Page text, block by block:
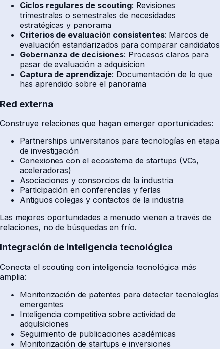
Ciclos regulares de scouting: Revisiones
trimestrales o semestrales de necesidades
estratégicas y panorama
Criterios de evaluación consistentes: Marcos de
evaluación estandarizados para comparar candidatos
Gobernanza de decisiones: Procesos claros para
pasar de evaluación a adquisición
Captura de aprendizaje: Documentación de lo que
has aprendido sobre el panorama
Red externa
Construye relaciones que hagan emerger oportunidades:
Partnerships universitarios para tecnologías en etapa
de investigación
Conexiones con el ecosistema de startups (VCs,
aceleradoras)
Asociaciones y consorcios de la industria
Participación en conferencias y ferias
Antiguos colegas y contactos de la industria
Las mejores oportunidades a menudo vienen a través de
relaciones, no de búsquedas en frío.
Integración de inteligencia tecnológica
Conecta el scouting con inteligencia tecnológica más
amplia:
Monitorización de patentes para detectar tecnologías
emergentes
Inteligencia competitiva sobre actividad de
adquisiciones
Seguimiento de publicaciones académicas
Monitorización de startups e inversiones